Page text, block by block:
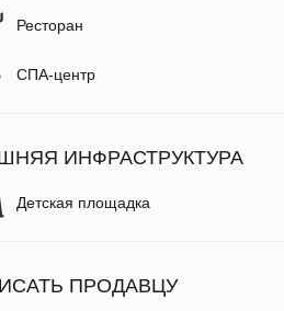
Ресторан
СПА-центр
ИНФРАСТРУКТУРА
Детская площадка
ПРОДАВЦУ